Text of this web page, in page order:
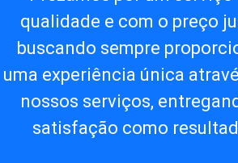
qualidade e com o preço
buscando sempre
uma experiência única
nossos serviços,
satisfação como